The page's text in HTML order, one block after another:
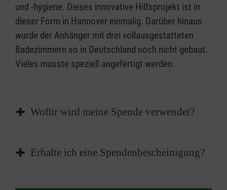
und -hygiene. Dieses innovative Hilfsprojekt ist in
dieser Form in Hannover einmalig. Darüber hinaus
wurde der Anhänger mit drei vollausgestatteten
Badezimmern so in Deutschland noch nicht gebaut.
Vieles musste speziell angefertigt werden.
Wofür wird meine Spende verwendet?
Ihre Spende unterstützt das Projekt MOBALNI
in Hannover und kommt so Menschen zugute,
Erhalte ich eine Spendenbescheinigung?
Sie erhalten automatisch zu Beginn des